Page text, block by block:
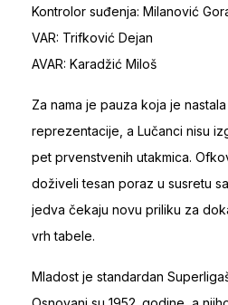
Kontrolor suđenja: Milanović
VAR: Trifković Dejan
AVAR: Karadžić Miloš
Za nama je pauza koja je
reprezentacije, a Lučanci nisu
pet prvenstvenih utakmica.
doživeli tesan poraz u susretu
jedva čekaju novu priliku za
vrh tabele.
Mladost je standardan